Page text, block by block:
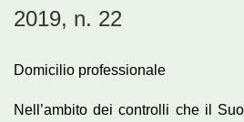
2019, n. 22
Domicilio professionale
Nell’ambito dei controlli che il